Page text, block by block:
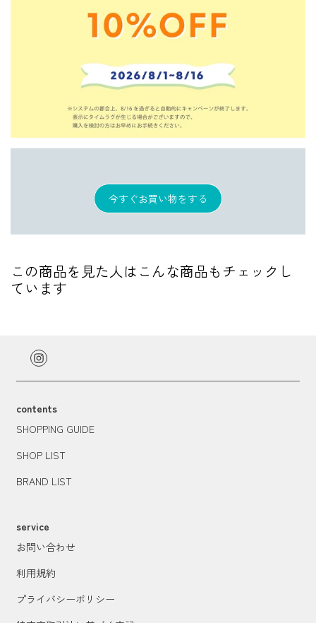
今すぐお買い物をする
この商品を見た人はこんな商品もチェックし
ています
contents
SHOPPING GUIDE
SHOP LIST
BRAND LIST
service
お問い合わせ
利用規約
プライバシーポリシー